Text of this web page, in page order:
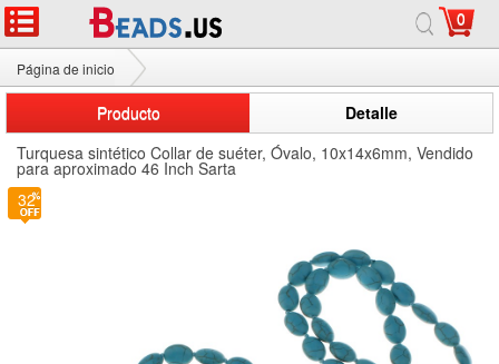
0
Página de inicio
Collar de cadena suéter turquesa
Producto
Detalle
Turquesa sintético Collar de suéter, Óvalo, 10x14x6mm, Vendido
para aproximado 46 Inch Sarta
32